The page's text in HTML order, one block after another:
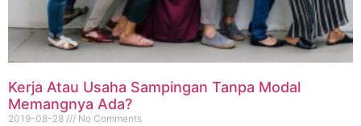
Kerja Atau Usaha Sampingan Tanpa Modal
Memangnya Ada?
2019-08-28 No Comments